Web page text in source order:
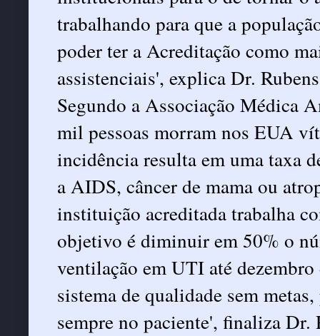
trabalhando para que a
poder ter a Acreditação como
assistenciais', explica Dr.
Segundo a Associação Médica
mil pessoas morram nos EUA
incidência resulta em uma taxa
a AIDS, câncer de mama ou
instituição acreditada trabalha
objetivo é diminuir em 50% o
ventilação em UTI até
sistema de qualidade sem
sempre no paciente', finaliza Dr.